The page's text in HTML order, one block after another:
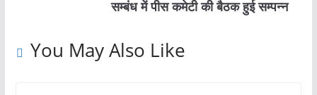
सम्बंध में पीस कमेटी की बैठक हुई सम्पन्न
You May Also Like